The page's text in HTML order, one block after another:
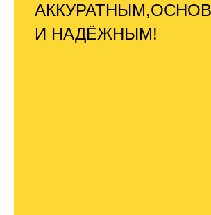
И НАДЁЖНЫМ!